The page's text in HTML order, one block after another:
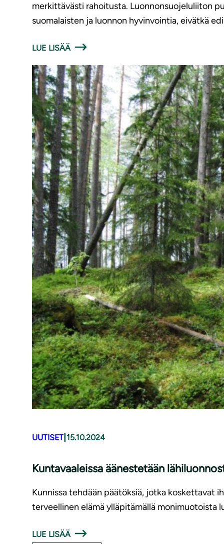
merkittävästi rahoitusta. Luonnonsuojeluliiton
suomalaisten ja luonnon hyvinvointia, eivätkä
LUE LISÄÄ
UUTISET| 15.10.2024
Kuntavaaleissa äänestetään
Kunnissa tehdään päätöksiä, jotka koskettavat
terveellinen elämä ylläpitämällä monimuotoista
LUE LISÄÄ